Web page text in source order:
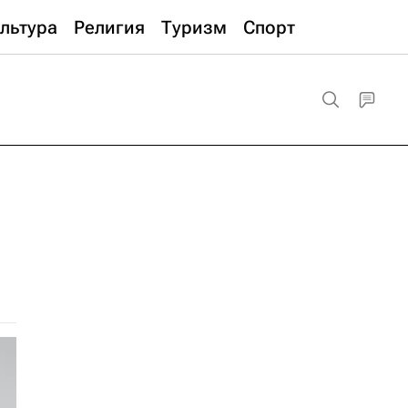
Религия Туризм Спорт